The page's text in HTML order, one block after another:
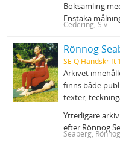
Boksamling
Enstaka
Cedering, Siv
Rönnog
SE Q Handskrift
Arkivet
finns både
texter,
Ytterligare
efter Rönnog
Seaberg, Rönnog